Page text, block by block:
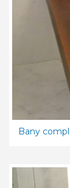
Bany